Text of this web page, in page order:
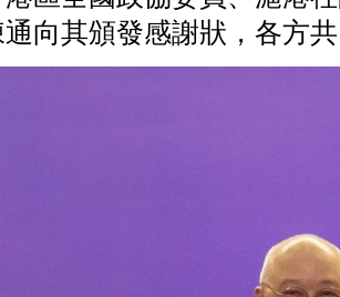
向其頒發感謝狀，各方